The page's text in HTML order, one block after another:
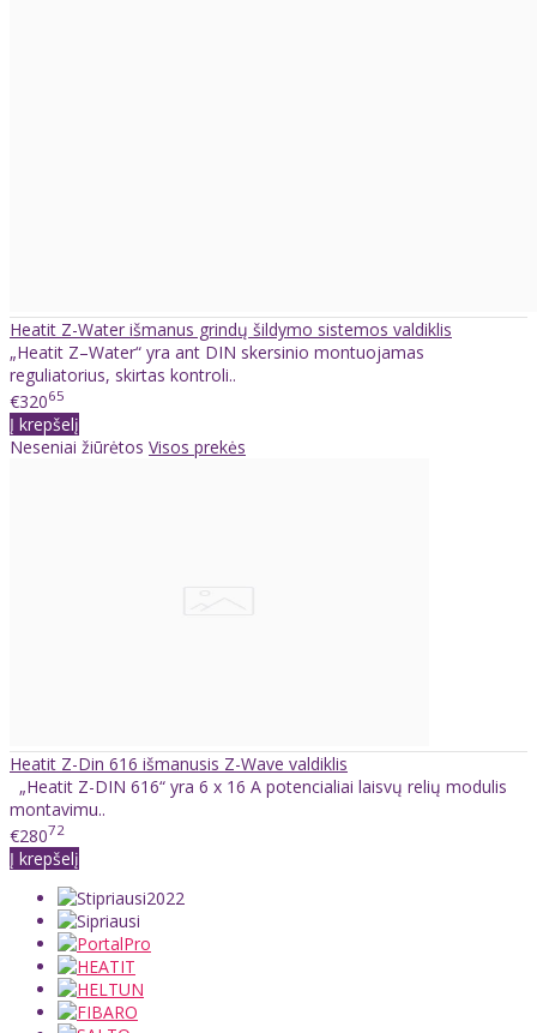
Heatit Z-Water išmanus grindų šildymo sistemos valdiklis
„Heatit Z–Water“ yra ant DIN skersinio montuojamas
reguliatorius, skirtas kontroli..
€32065
Į krepšelį
Neseniai žiūrėtos Visos prekės
Heatit Z-Din 616 išmanusis Z-Wave valdiklis
„Heatit Z-DIN 616“ yra 6 x 16 A potencialiai laisvų relių modulis
montavimu..
€28072
Į krepšelį